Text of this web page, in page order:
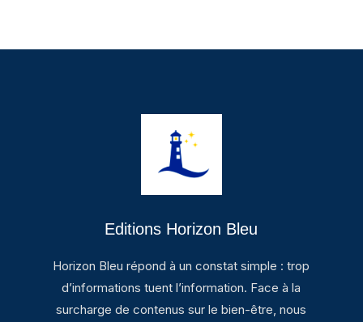
Editions Horizon Bleu
Horizon Bleu répond à un constat simple : trop
d’informations tuent l’information. Face à la
surcharge de contenus sur le bien-être, nous